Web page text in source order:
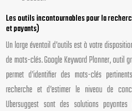
Les outils incontournables pour la
et payants)
Un large éventail d’outils est à votre
de mots-clés. Google Keyword Planner, outil
permet d’identifier des mots-clés
recherche et d’estimer le niveau de
Ubersuggest sont des solutions